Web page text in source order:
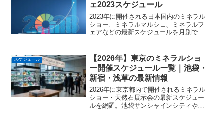
ェ2023スケジュール
2023年に開催される日本国内のミネラル
ショー、ミネラルマルシェ、ミネラルフ
ェアなどの最新スケジュールを月別でま
ます。
スケジュール
【2026年】東京のミネラルショ
ー開催スケジュール一覧｜池袋・
新宿・浅草の最新情報
2026年に東京都内で開催されるミネラル
ショー・天然石展示会の最新スケジュー
ルを網羅。池袋サンシャインシティや新